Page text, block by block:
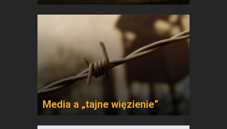
Media a „tajne więzienie”